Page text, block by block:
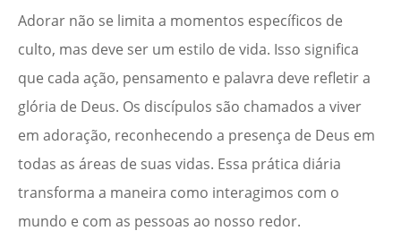
Adorar não se limita a momentos específicos de
culto, mas deve ser um estilo de vida. Isso significa
que cada ação, pensamento e palavra deve refletir a
glória de Deus. Os discípulos são chamados a viver
em adoração, reconhecendo a presença de Deus em
todas as áreas de suas vidas. Essa prática diária
transforma a maneira como interagimos com o
mundo e com as pessoas ao nosso redor.